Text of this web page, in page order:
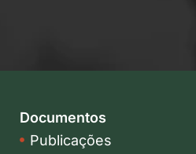
Documentos
Publicações